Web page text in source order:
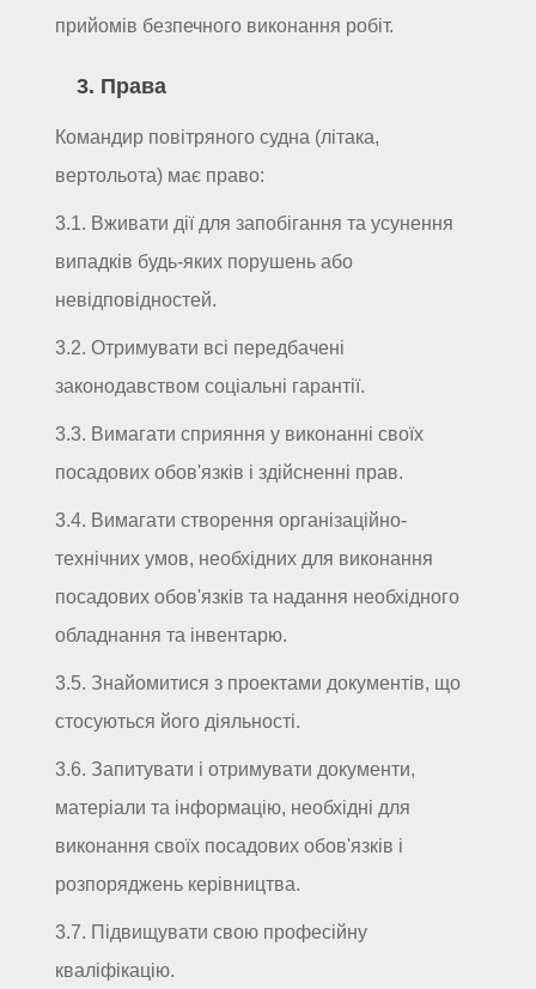
прийомів безпечного виконання робіт.
3. Права
Командир повітряного судна (літака,
вертольота) має право:
3.1. Вживати дії для запобігання та усунення
випадків будь-яких порушень або
невідповідностей.
3.2. Отримувати всі передбачені
законодавством соціальні гарантії.
3.3. Вимагати сприяння у виконанні своїх
посадових обов'язків і здійсненні прав.
3.4. Вимагати створення організаційно-
технічних умов, необхідних для виконання
посадових обов'язків та надання необхідного
обладнання та інвентарю.
3.5. Знайомитися з проектами документів, що
стосуються його діяльності.
3.6. Запитувати і отримувати документи,
матеріали та інформацію, необхідні для
виконання своїх посадових обов'язків і
розпоряджень керівництва.
3.7. Підвищувати свою професійну
кваліфікацію.